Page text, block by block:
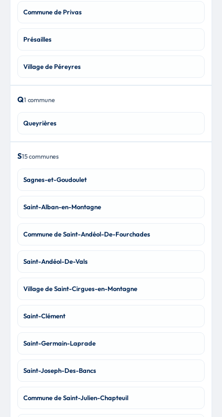
Commune de Privas
Présailles
Village de Péreyres
Q1 commune
Queyrières
S15 communes
Sagnes-et-Goudoulet
Saint-Alban-en-Montagne
Commune de Saint-Andéol-De-Fourchades
Saint-Andéol-De-Vals
Village de Saint-Cirgues-en-Montagne
Saint-Clément
Saint-Germain-Laprade
Saint-Joseph-Des-Bancs
Commune de Saint-Julien-Chapteuil